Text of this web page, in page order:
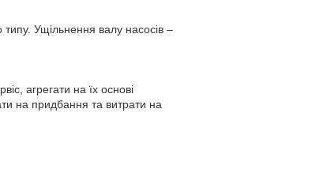
типу. Ущільнення валу насосів –
агрегати на їх основі
на придбання та витрати на